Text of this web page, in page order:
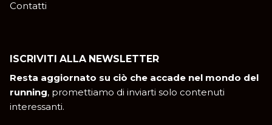
Contatti
ISCRIVITI ALLA NEWSLETTER
Resta aggiornato su ciò che accade nel mondo del
running, promettiamo di inviarti solo contenuti
interessanti.